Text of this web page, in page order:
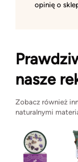
opinię o
nasze
Zobacz również
naturalnymi